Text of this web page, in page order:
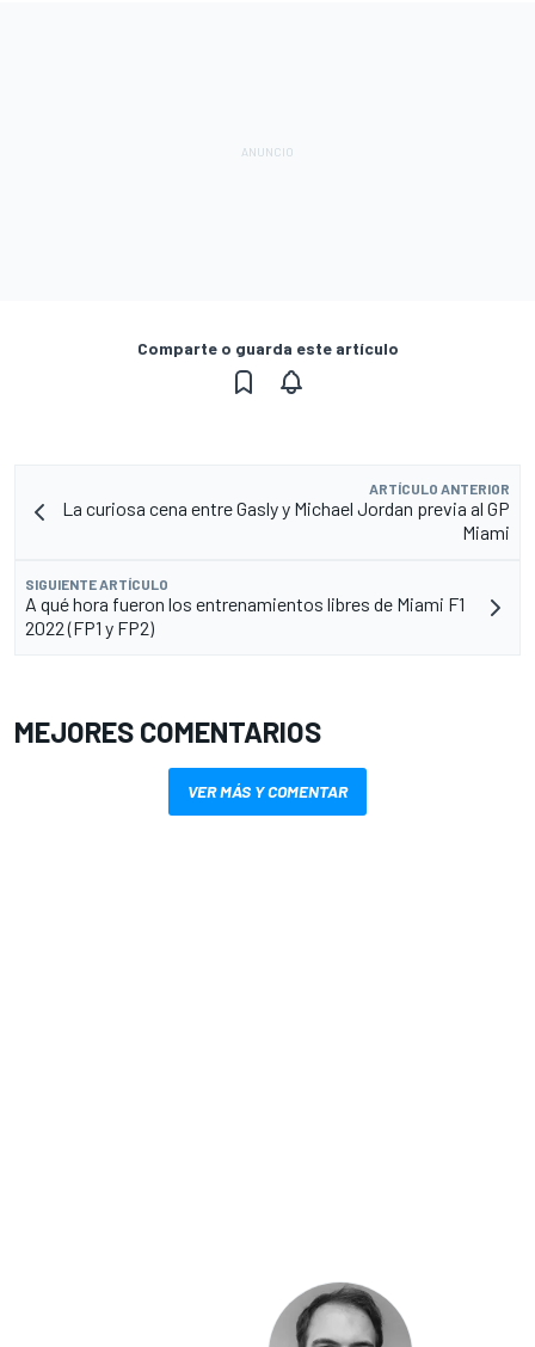
Comparte o guarda este artículo
ARTÍCULO ANTERIOR
La curiosa cena entre Gasly y Michael Jordan previa al GP
Miami
SIGUIENTE ARTÍCULO
A qué hora fueron los entrenamientos libres de Miami F1
2022 (FP1 y FP2)
MEJORES COMENTARIOS
VER MÁS Y COMENTAR